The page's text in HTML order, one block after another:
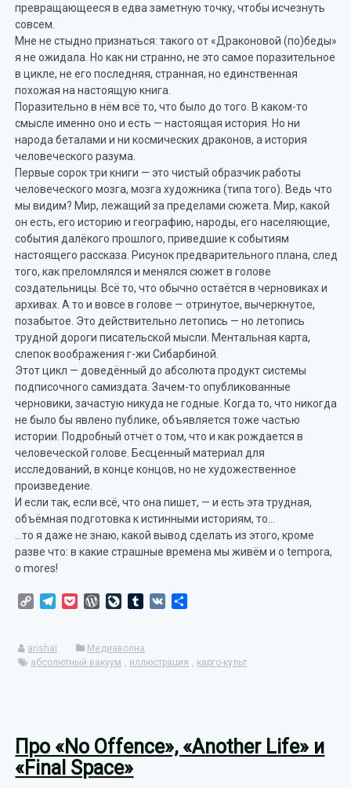
превращающееся в едва заметную точку, чтобы исчезнуть
совсем.
Мне не стыдно признаться: такого от «Драконовой (по)беды»
я не ожидала. Но как ни странно, не это самое поразительное
в цикле, не его последняя, странная, но единственная
похожая на настоящую книга.
Поразительно в нём всё то, что было до того. В каком-то
смысле именно оно и есть — настоящая история. Но ни
народа беталами и ни космических драконов, а история
человеческого разума.
Первые сорок три книги — это чистый образчик работы
человеческого мозга, мозга художника (типа того). Ведь что
мы видим? Мир, лежащий за пределами сюжета. Мир, какой
он есть, его историю и географию, народы, его населяющие,
события далёкого прошлого, приведшие к событиям
настоящего рассказа. Рисунок предварительного плана, след
того, как преломлялся и менялся сюжет в голове
создательницы. Всё то, что обычно остаётся в черновиках и
архивах. А то и вовсе в голове — отринутое, вычеркнутое,
позабытое. Это действительно летопись — но летопись
трудной дороги писательской мысли. Ментальная карта,
слепок воображения г-жи Сибарбиной.
Этот цикл — доведённый до абсолюта продукт системы
подписочного самиздата. Зачем-то опубликованные
черновики, зачастую никуда не годные. Когда то, что никогда
не было бы явлено публике, объявляется тоже частью
истории. Подробный отчёт о том, что и как рождается в
человеческой голове. Бесценный материал для
исследований, в конце концов, но не художественное
произведение.
И если так, если всё, что она пишет, — и есть эта трудная,
объёмная подготовка к истинными историям, то…
…то я даже не знаю, какой вывод сделать из этого, кроме
разве что: в какие страшные времена мы живём и o tempora,
o mores!
Copy TelegramPocketWordPress
LiveJournal
Tumblr
VK
arishai
Медиаволна
абсолютный вакуум
иллюстрация карго-культ
Про «No Offence», «Another Life» и
«Final Space»